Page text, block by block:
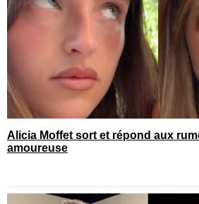
Alicia Moffet sort et répond aux
amoureuse